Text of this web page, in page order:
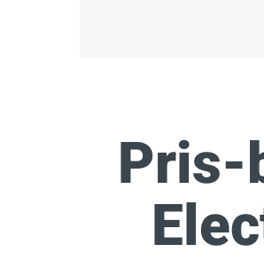
Pris-